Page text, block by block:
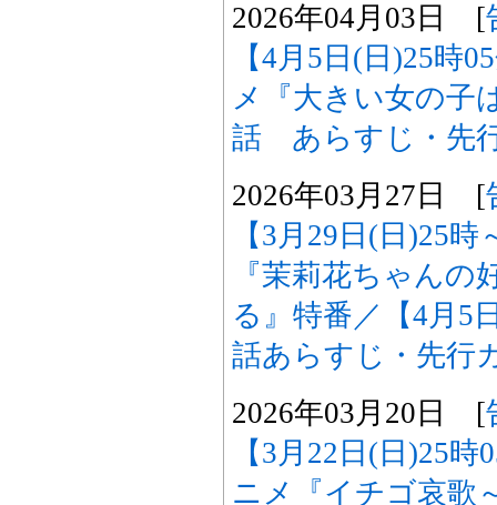
2026年04月03日 [
【4月5日(日)25時
メ『大きい女の子
話 あらすじ・先
2026年03月27日 [
【3月29日(日)25
『茉莉花ちゃん
る』特番／【4月5
話あらすじ・先行
2026年03月20日 [
【3月22日(日)25
ニメ『イチゴ哀歌